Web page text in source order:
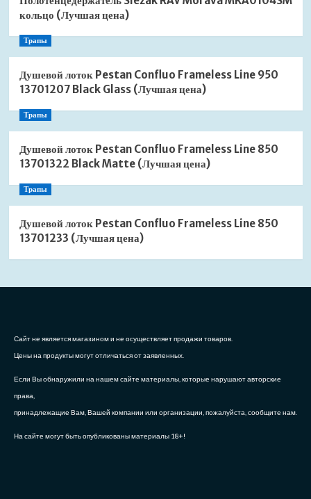
кольцо (Лучшая цена)
Трапы
Душевой лоток Pestan Confluo Frameless Line 950
13701207 Black Glass (Лучшая цена)
Трапы
Душевой лоток Pestan Confluo Frameless Line 850
13701322 Black Matte (Лучшая цена)
Трапы
Душевой лоток Pestan Confluo Frameless Line 850
13701233 (Лучшая цена)
Сайт не является магазином и не осуществляет продажи товаров.
Цены на продукты могут отличаться от заявленных.
Если Вы обнаружили на нашем сайте материалы, которые нарушают авторские
права,
принадлежащие Вам, Вашей компании или организации, пожалуйста, сообщите нам.
На сайте могут быть опубликованы материалы 18+!